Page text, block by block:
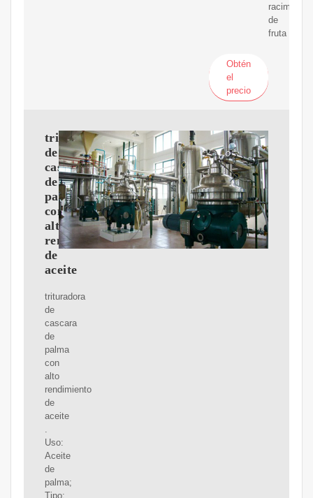
racimos
de
fruta
Obtén
el
precio
trituradora
de
cascara
de
palma
con
alto
rendimiento
de
aceite
trituradora
de
cascara
de
palma
con
alto
rendimiento
de
aceite
.
Uso:
Aceite
de
palma;
Tipo: